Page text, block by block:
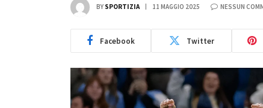
BY SPORTIZIA 11 MAGGIO 2025 NESSUN
Facebook Twitter